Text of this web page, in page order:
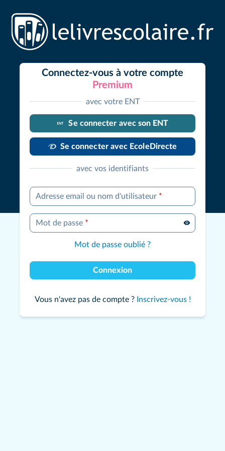
Connectez-vous à votre compte
Premium
avec votre ENT
Se connecter avec son ENT
Se connecter avec EcoleDirecte
avec vos identifiants
Adresse email ou nom d'utilisateur *
Mot de passe *
Mot de passe oublié ?
Connexion
Vous n'avez pas de compte ? Inscrivez-vous !